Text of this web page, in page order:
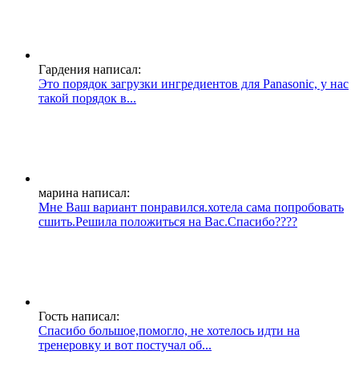
Гардения написал:
Это порядок загрузки ингредиентов для Panasonic, у нас
такой порядок в...
марина написал:
Мне Ваш вариант понравился.хотела сама попробовать
сшить.Решила положиться на Вас.Спасибо????
Гость написал:
Спасибо большое,помогло, не хотелось идти на
тренеровку и вот постучал об...